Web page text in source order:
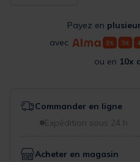
Payez en
avec
ou en 10x
Commander en ligne
Expédition sous 24 h
Acheter en magasin